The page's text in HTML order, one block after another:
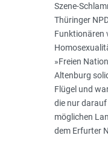
Szene-
Thüringer
Funktionären
»Freien
Altenburg
Flügel und
die nur
möglichen
dem Erfurter